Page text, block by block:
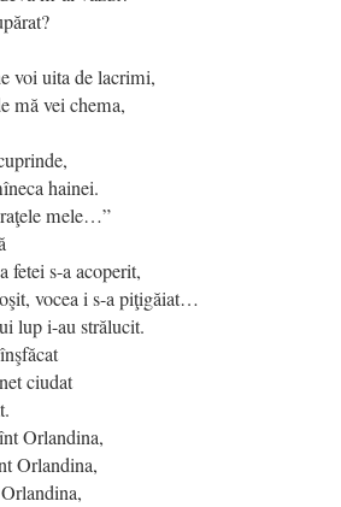
voi uita de lacrimi,
mă vei chema,
hainei.
mele…”
fetei s-a acoperit,
vocea i s-a piţigăiat…
lup i-au strălucit.
ciudat
Orlandina,
Orlandina,